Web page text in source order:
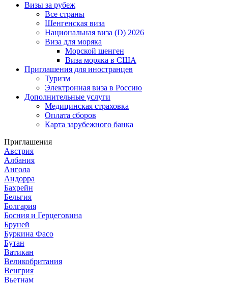
Визы за рубеж
Все страны
Шенгенская виза
Национальная виза (D) 2026
Виза для моряка
Морской шенген
Виза моряка в США
Приглашения для иностранцев
Туризм
Электронная виза в Россию
Дополнительные услуги
Медицинская страховка
Оплата сборов
Карта зарубежного банка
Приглашения
Австрия
Албания
Ангола
Андорра
Бахрейн
Бельгия
Болгария
Босния и Герцеговина
Бруней
Буркина Фасо
Бутан
Ватикан
Великобритания
Венгрия
Вьетнам